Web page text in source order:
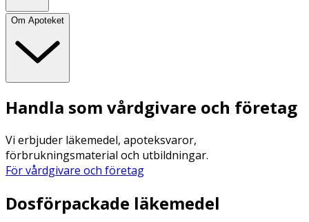
Om Apoteket
Handla som vårdgivare och företag
Vi erbjuder läkemedel, apoteksvaror,
förbrukningsmaterial och utbildningar.
För vårdgivare och företag
Dosförpackade läkemedel